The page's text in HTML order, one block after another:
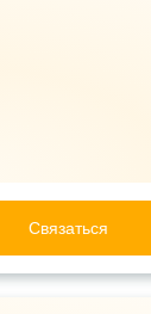
Связаться